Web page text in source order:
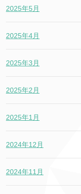
2025年5月
2025年4月
2025年3月
2025年2月
2025年1月
2024年12月
2024年11月